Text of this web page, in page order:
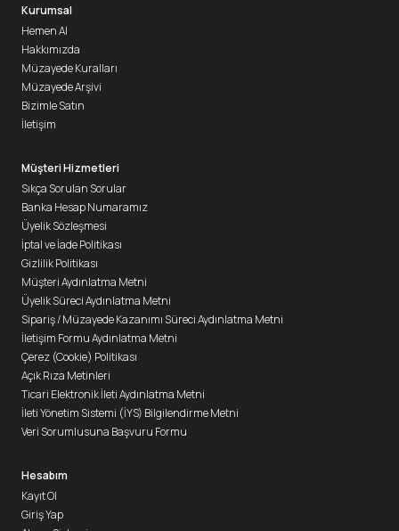
Kurumsal
Hemen Al
Hakkımızda
Müzayede Kuralları
Müzayede Arşivi
Bizimle Satın
İletişim
Müşteri Hizmetleri
Sıkça Sorulan Sorular
Banka Hesap Numaramız
Üyelik Sözleşmesi
İptal ve İade Politikası
Gizlilik Politikası
Müşteri Aydınlatma Metni
Üyelik Süreci Aydınlatma Metni
Sipariş / Müzayede Kazanımı Süreci Aydınlatma Metni
İletişim Formu Aydınlatma Metni
Çerez (Cookie) Politikası
Açık Rıza Metinleri
Ticari Elektronik İleti Aydınlatma Metni
İleti Yönetim Sistemi (İYS) Bilgilendirme Metni
Veri Sorumlusuna Başvuru Formu
Hesabım
Kayıt Ol
Giriş Yap